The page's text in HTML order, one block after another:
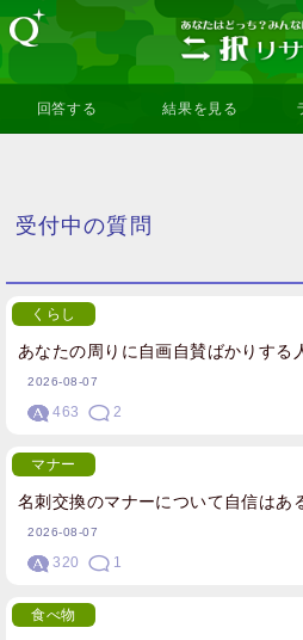
回答する 結果を見る
受付中の質問
あなたの周りに自画自賛ばかりする
くらし
2026-08-07
463 2
名刺交換のマナーについて自信はあ
マナー
2026-08-07
320 1
食べ物